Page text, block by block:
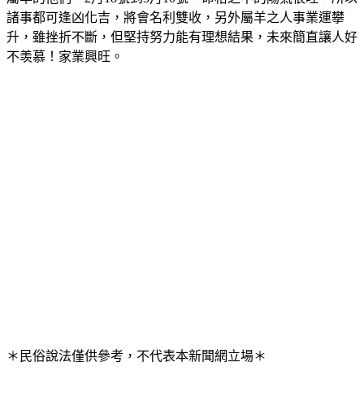
屬羊的他們，2月18號到3月10號，命格之中的陽氣很旺，所以
諸事都可逢凶化吉，將會名利雙收，另外屬羊之人事業運攀
升，雖挫折不斷，但堅持努力能有理想結果，未來簡直讓人好